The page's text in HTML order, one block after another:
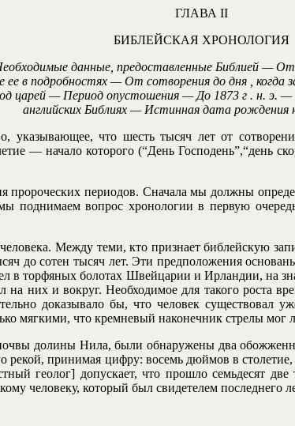
ГЛАВА II
БИБЛЕЙСКАЯ ХРОНОЛОГИЯ
данные, предоставленные Библией
ее в подробностях — От сотворения до дня ,
царей — Период опустошения — До 1873 г . н. э. —
английских Библиях — Истинная дата рождения
указывающее, что шесть тысяч лет от
— начало которого (“День Господень”,“день
пророческих периодов. Сначала мы должны
поднимаем вопрос хронологии в первую
Между теми, кто признает библейскую
до сотен тысяч лет. Эти предположения
в торфяных болотах Швейцарии и Ирландии, на
на них и вокруг. Необходимое для такого роста
доказывало бы, что человек существовал
мягкими, что кремневый наконечник стрелы
долины Нила, были обнаружены два
рекой, принимая цифру: восемь дюймов в
геолог] допускает, что прошло семьдесят
человеку, который был свидетелем последнего